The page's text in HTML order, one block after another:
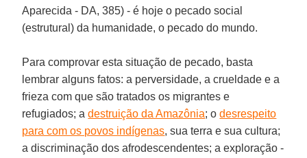
Aparecida - DA, 385) - é hoje o pecado social
(estrutural) da humanidade, o pecado do mundo.
Para comprovar esta situação de pecado, basta
lembrar alguns fatos: a perversidade, a crueldade e a
frieza com que são tratados os migrantes e
refugiados; adestruição da Amazônia; odesrespeito
para com os povos indígenas, sua terra e sua cultura;
a discriminação dos afrodescendentes; a exploração -